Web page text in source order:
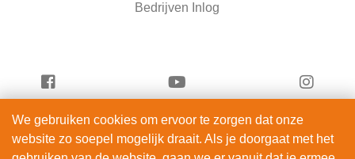
Bedrijven Inlog
Serviceright Schoonmaak is onderdeel van
ServiceRight B.V. | KVK 90914872
We gebruiken cookies om ervoor te zorgen dat onze
website zo soepel mogelijk draait. Als je doorgaat met het